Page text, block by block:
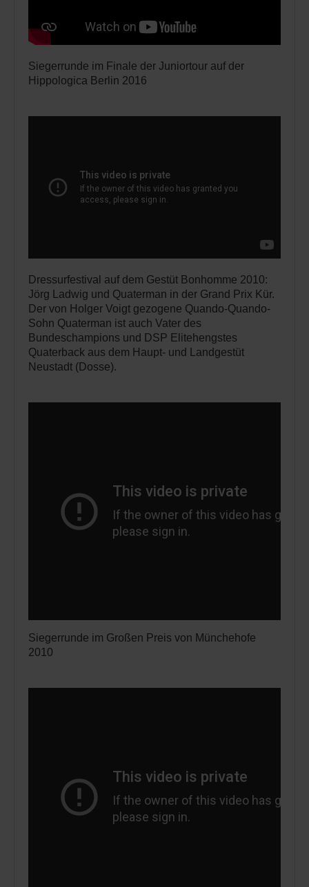
Siegerrunde im Finale der Juniortour auf der
Hippologica Berlin 2016
Dressurfestival auf dem Gestüt Bonhomme 2010:
Jörg Ladwig und Quaterman in der Grand Prix Kür.
Der von Holger Voigt gezogene Quando-Quando-
Sohn Quaterman ist auch Vater des
Bundeschampions und DSP Elitehengstes
Quaterback aus dem Haupt- und Landgestüt
Neustadt (Dosse).
Siegerrunde im Großen Preis von Münchehofe
2010